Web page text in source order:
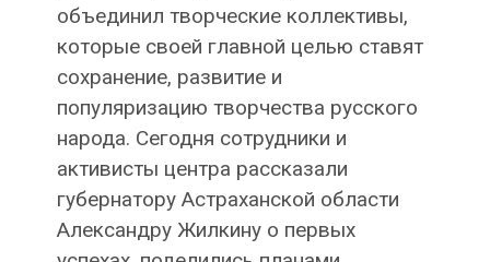
объединил творческие коллективы,
которые своей главной целью ставят
сохранение, развитие и
популяризацию творчества русского
народа. Сегодня сотрудники и
активисты центра рассказали
губернатору Астраханской области
Александру Жилкину о первых